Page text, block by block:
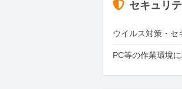
セキュリ
ウイルス対策・セ
PC等の作業環境